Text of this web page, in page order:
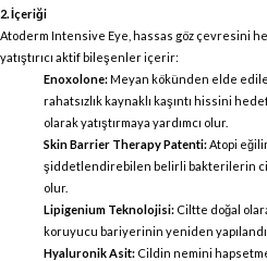
2. İçeriği
Atoderm Intensive Eye, hassas göz çevresini
yatıştırıcı aktif bileşenler içerir:
Enoxolone:Meyan kökünden elde
rahatsızlık kaynaklı kaşıntı hissini
olarak yatıştırmaya yardımcı olur.
Skin Barrier Therapy Patenti:Atopi
şiddetlendirebilen belirli bakterilerin
olur.
Lipigenium Teknolojisi: Ciltte doğal
koruyucu bariyerinin yeniden
Hyaluronik Asit: Cildin nemini